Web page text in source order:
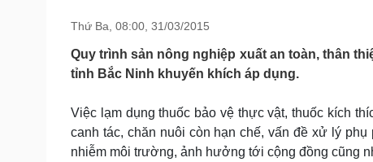
Pháp luật
Vụ án
Tư vấn luật
Quân sự - Quốc phòng
Vũ khí
Phân tích
Thứ Ba, 08:00, 31/03/2015
Quy trình sản nông nghiệp xuất an toàn, thân
tỉnh Bắc Ninh khuyến khích áp dụng.
Việc lạm dụng thuốc bảo vệ thực vật, thuốc kích
canh tác, chăn nuôi còn hạn chế, vấn đề xử lý
nhiễm môi trường, ảnh hưởng tới cộng đồng cũng